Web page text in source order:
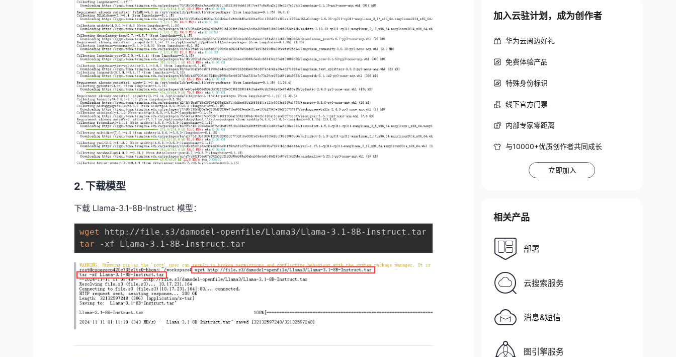
2. 下载模型
下载 Llama-3.1-8B-Instruct 模型：
wget
tar
加入云驻计划，成为创作者
华为云周边好礼
免费体验产品
特殊身份标识
线下官方门票
内部专家零距离
与10000+优质创作者共同成长
立即加入
相关产品
部署
云搜索服务
消息&短信
图引擎服务